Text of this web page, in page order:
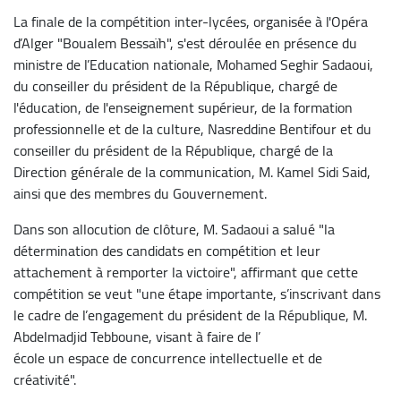
La finale de la compétition inter-lycées, organisée à l'Opéra
d’Alger "Boualem Bessaïh", s'est déroulée en présence du
ministre de l’Education nationale, Mohamed Seghir Sadaoui,
du conseiller du président de la République, chargé de
l'éducation, de l'enseignement supérieur, de la formation
professionnelle et de la culture, Nasreddine Bentifour et du
conseiller du président de la République, chargé de la
Direction générale de la communication, M. Kamel Sidi Said,
ainsi que des membres du Gouvernement.
Dans son allocution de clôture, M. Sadaoui a salué "la
détermination des candidats en compétition et leur
attachement à remporter la victoire", affirmant que cette
compétition se veut "une étape importante, s’inscrivant dans
le cadre de l’engagement du président de la République, M.
Abdelmadjid Tebboune, visant à faire de l’
école un espace de concurrence intellectuelle et de
créativité".